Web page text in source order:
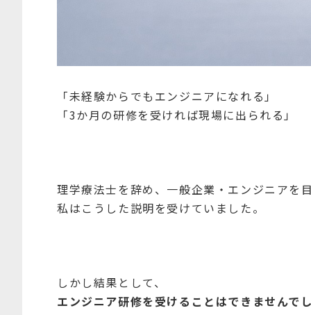
「未経験からでもエンジニアになれる」
「3か月の研修を受ければ現場に出られる」
理学療法士を辞め、一般企業・エンジニアを
私はこうした説明を受けていました。
しかし結果として、
エンジニア研修を受けることはできませんで